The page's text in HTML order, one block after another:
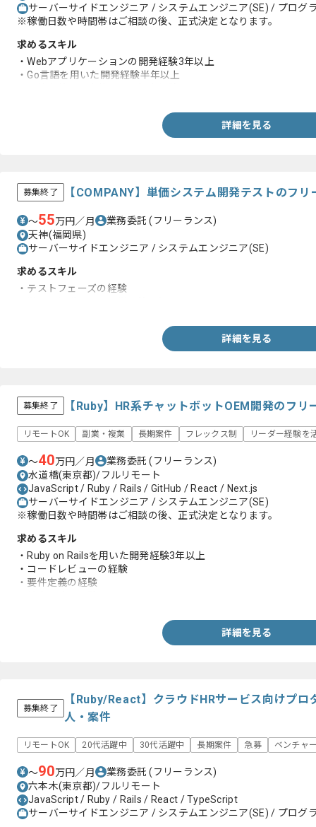
サーバーサイドエンジニア / システムエンジニア(SE) / プログ
※稼働日数や時間帯はご相談の後、正式決定となります。
求めるスキル
・Webアプリケーションの開発経験3年以上
・Go言語を用いた開発経験半年以上
詳細を見る
募集終了 【COMPANY】単価システム開発テストのフ
〜55万円／月 業務委託(フリーランス)
天神(福岡県)
サーバーサイドエンジニア / システムエンジニア(SE)
求めるスキル
・テストフェーズの経験
詳細を見る
募集終了 【Ruby】HR系チャットボットOEM開発のフ
リモートOK 副業・複業 長期案件 フレックス制 リーダー経験を
〜40万円／月 業務委託(フリーランス)
水道橋(東京都)/フルリモート
JavaScript / Ruby / Rails / GitHub / React / Next.js
サーバーサイドエンジニア / システムエンジニア(SE)
※稼働日数や時間帯はご相談の後、正式決定となります。
求めるスキル
・Ruby on Railsを用いた開発経験3年以上
・コードレビューの経験
・要件定義の経験
詳細を見る
募集終了
【Ruby/React】クラウドHRサービス向けプロ
人・案件
リモートOK 20代活躍中 30代活躍中 長期案件 急募 ベンチャ
〜90万円／月 業務委託(フリーランス)
六本木(東京都)/フルリモート
JavaScript / Ruby / Rails / React / TypeScript
サーバーサイドエンジニア / システムエンジニア(SE) / プログ